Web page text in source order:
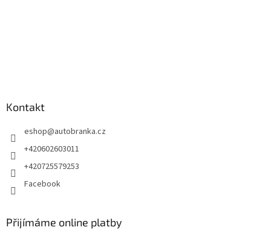
Kontakt
eshop@autobranka.cz
+420602603011
+420725579253
Facebook
Přijímáme online platby